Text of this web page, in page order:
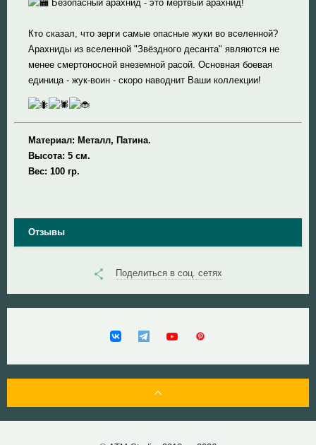
Безопасный арахнид - это мёртвый арахнид!
Кто сказал, что зерги самые опасные жуки во вселенной?
Арахниды из вселенной "Звёздного десанта" являются не
менее смертоносной внеземной расой. Основная боевая
единица - жук-воин - скоро наводнит Ваши коллекции!
Материал: Металл, Патина.
Высота: 5 см.
Вес: 100 гр.
Отзывы
Поделиться в соц. сетях